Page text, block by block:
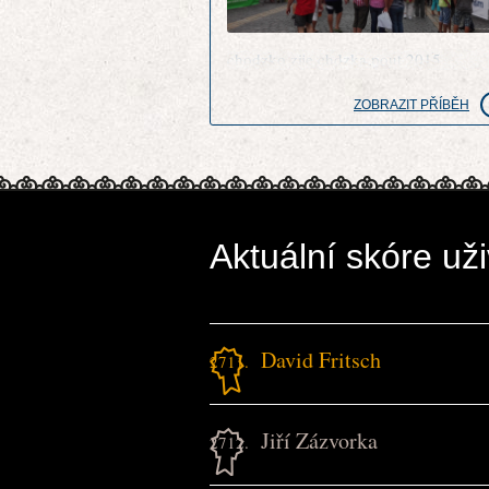
chodzko zije chdzka pout 2015
ZOBRAZIT PŘÍBĚH
Aktuální skóre
2711. David Fritsch
2712. Jiří Zázvorka